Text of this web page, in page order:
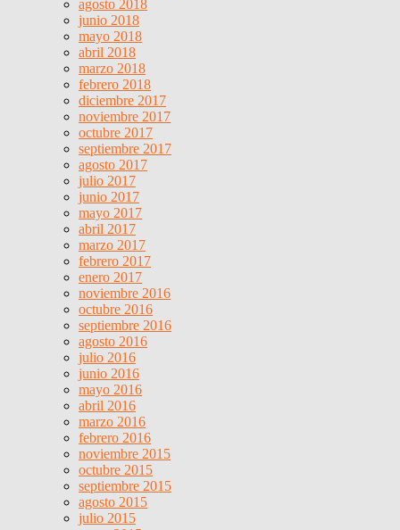
agosto 2018
junio 2018
mayo 2018
abril 2018
marzo 2018
febrero 2018
diciembre 2017
noviembre 2017
octubre 2017
septiembre 2017
agosto 2017
julio 2017
junio 2017
mayo 2017
abril 2017
marzo 2017
febrero 2017
enero 2017
noviembre 2016
octubre 2016
septiembre 2016
agosto 2016
julio 2016
junio 2016
mayo 2016
abril 2016
marzo 2016
febrero 2016
noviembre 2015
octubre 2015
septiembre 2015
agosto 2015
julio 2015